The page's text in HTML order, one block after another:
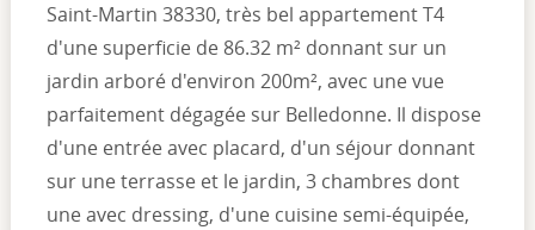
Saint-Martin 38330, très bel appartement T4
d'une superficie de 86.32 m² donnant sur un
jardin arboré d'environ 200m², avec une vue
parfaitement dégagée sur Belledonne. Il dispose
d'une entrée avec placard, d'un séjour donnant
sur une terrasse et le jardin, 3 chambres dont
une avec dressing, d'une cuisine semi-équipée,